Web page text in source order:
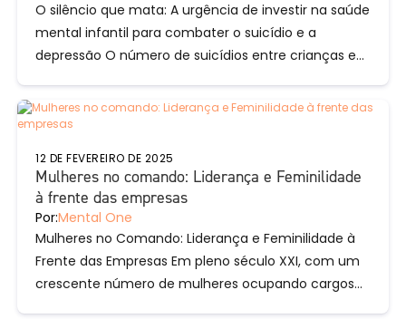
O silêncio que mata: A urgência de investir na saúde
mental infantil para combater o suicídio e a
depressão O número de suicídios entre crianças e...
Mulheres no comando: Liderança e Feminilidade
à frente das empresas
12 DE FEVEREIRO DE 2025
Por:Mental One
Mulheres no Comando: Liderança e Feminilidade à
Frente das Empresas Em pleno século XXI, com um
crescente número de mulheres ocupando cargos